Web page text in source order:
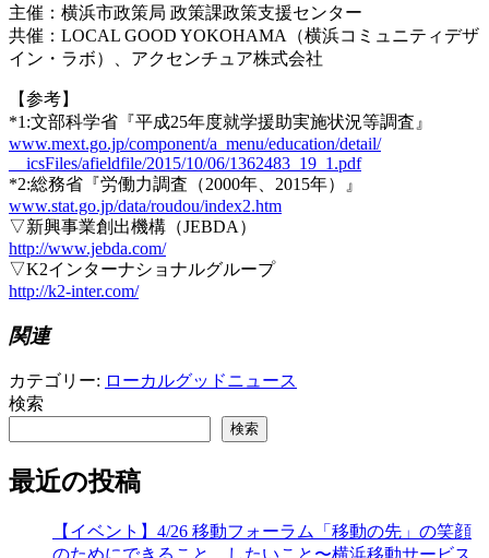
主催：横浜市政策局 政策課政策支援センター
共催：LOCAL GOOD YOKOHAMA（横浜コミュニティデザ
イン・ラボ）、 アクセンチュア株式会社
【参考】
*1:文部科学省『平成25年度就学援助実施状況等調査 』
www.mext.go.jp/component/a_menu/education/detail/
__icsFiles/afieldfile/2015/10/06/1362483_19_1.pdf
*2:総務省『労働力調査（2000年、2015年）』
www.stat.go.jp/data/roudou/index2.htm
▽新興事業創出機構（JEBDA）
http://www.jebda.com/
▽K2インターナショナルグループ
http://k2-inter.com/
関連
カテゴリー: ローカルグッドニュース
検索
検索
最近の投稿
【イベント】4/26 移動フォーラム「移動の先」の笑顔
のためにできること、したいこと〜横浜移動サービス